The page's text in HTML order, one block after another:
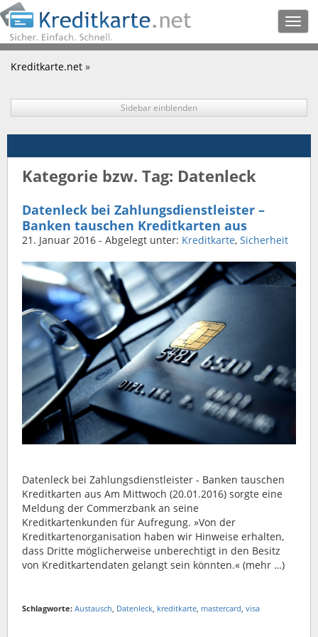
Kreditkarte.net »
Sidebar einblenden
Kategorie bzw. Tag: Datenleck
Datenleck bei Zahlungsdienstleister –
Banken tauschen Kreditkarten aus
21. Januar 2016 - Abgelegt unter: Kreditkarte, Sicherheit
Datenleck bei Zahlungsdienstleister - Banken tauschen
Kreditkarten aus Am Mittwoch (20.01.2016) sorgte eine
Meldung der Commerzbank an seine
Kreditkartenkunden für Aufregung. »Von der
Kreditkartenorganisation haben wir Hinweise erhalten,
dass Dritte möglicherweise unberechtigt in den Besitz
von Kreditkartendaten gelangt sein könnten.« (mehr …)
Schlagworte: Austausch Datenleck kreditkarte mastercard visa